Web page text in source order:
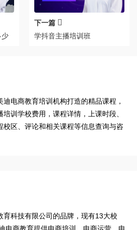
少
下一篇
学抖音主播培训班
电商教育培训机构打造的精品课程，
训学校费用，课程详情，上课时段、
校区、评论和相关课程等信息查询与咨
育科技有限公司的品牌，现有13大校
电商教育提供电商培训、电商运营、电